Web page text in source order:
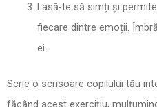
Lasă-te să simți și
fiecare dintre emoții.
ei.
Scrie o scrisoare copilului tău
făcând acest exercițiu,